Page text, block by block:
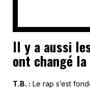
Il y a aussi
ont changé la
T.B. : Le rap s’est